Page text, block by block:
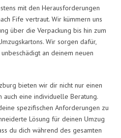
mit den Herausforderungen
Fife vertraut. Wir kümmern uns
über die Verpackung bis hin zum
Wir sorgen dafür,
an deinem neuen
bieten wir dir nicht nur einen
auch eine individuelle Beratung.
spezifischen Anforderungen zu
Lösung für deinen Umzug
du dich während des gesamten